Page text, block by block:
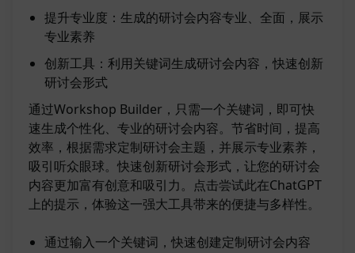
提升专业度：生成的研讨会内容专业、全面，展示
专业素养
创新工具：利用关键词生成研讨会内容，快速创新
研讨会形式
通过Workshop Builder，只需一个关键词，即可快
速生成个性化、专业的研讨会内容。节省时间，提高
效率，根据需求定制研讨会主题，并展示专业素养，
吸引听众眼球。快速创新研讨会形式，让您的研讨会
内容更加富有创意和吸引力。点击尝试此在ChatGPT
上的提示，体验这一强大工具带来的便捷与多样性。
通过输入一个关键词，快速创建定制研讨会内容